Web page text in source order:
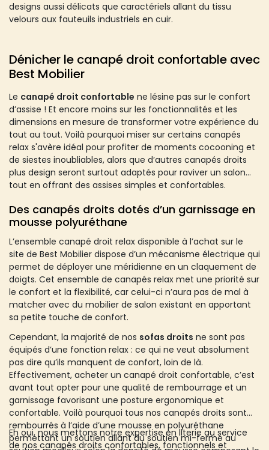
designs aussi délicats que caractériels allant du tissu
velours aux fauteuils industriels en cuir.
Dénicher le canapé droit confortable avec
Best Mobilier
Le canapé droit confortable ne lésine pas sur le confort
d’assise ! Et encore moins sur les fonctionnalités et les
dimensions en mesure de transformer votre expérience du
tout au tout. Voilà pourquoi miser sur certains canapés
relax s'avère idéal pour profiter de moments cocooning et
de siestes inoubliables, alors que d’autres canapés droits
plus design seront surtout adaptés pour raviver un salon
tout en offrant des assises simples et confortables.
Des canapés droits dotés d’un garnissage en
mousse polyuréthane
L’ensemble canapé droit relax disponible à l’achat sur le
site de Best Mobilier dispose d’un mécanisme électrique qui
permet de déployer une méridienne en un claquement de
doigts. Cet ensemble de canapés relax met une priorité sur
le confort et la flexibilité, car celui-ci n’aura pas de mal à
matcher avec du mobilier de salon existant en apportant
sa petite touche de confort.
Cependant, la majorité de nos sofas droits ne sont pas
équipés d’une fonction relax : ce qui ne veut absolument
pas dire qu’ils manquent de confort, loin de là.
Effectivement, acheter un canapé droit confortable, c’est
avant tout opter pour une qualité de rembourrage et un
garnissage favorisant une posture ergonomique et
confortable. Voilà pourquoi tous nos canapés droits sont
rembourrés à l’aide d’une mousse en polyuréthane
permettant un soutien allant du soutien mi-ferme au
Eh oui, nous mettons notre expertise en literie au service
de nos canapés droits confortables, fonctionnels et